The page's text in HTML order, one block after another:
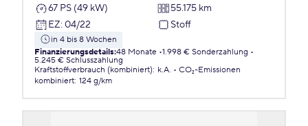
67 PS (49 kW)
55.175 km
EZ: 04/22 Stoff
in 4 bis 8 Wochen
Finanzierungsdetails:48 Monate 1.998 € Sonderzahlung
5.245 € Schlusszahlung
Kraftstoffverbrauch (kombiniert): k.A.
CO₂-Emissionen
kombiniert: 124 g/km